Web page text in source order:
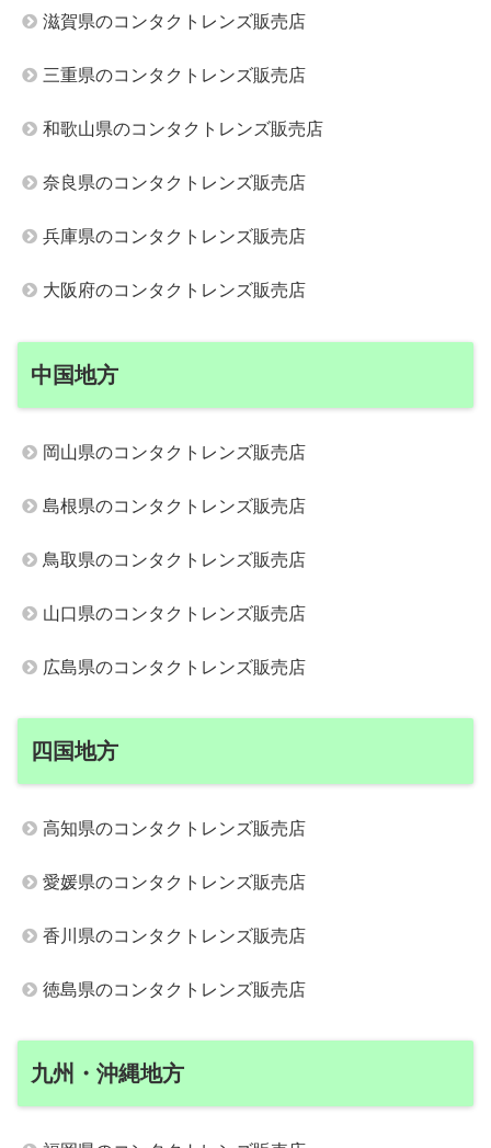
滋賀県のコンタクトレンズ販売店
三重県のコンタクトレンズ販売店
和歌山県のコンタクトレンズ販売店
奈良県のコンタクトレンズ販売店
兵庫県のコンタクトレンズ販売店
大阪府のコンタクトレンズ販売店
中国地方
岡山県のコンタクトレンズ販売店
島根県のコンタクトレンズ販売店
鳥取県のコンタクトレンズ販売店
山口県のコンタクトレンズ販売店
広島県のコンタクトレンズ販売店
四国地方
高知県のコンタクトレンズ販売店
愛媛県のコンタクトレンズ販売店
香川県のコンタクトレンズ販売店
徳島県のコンタクトレンズ販売店
九州・沖縄地方